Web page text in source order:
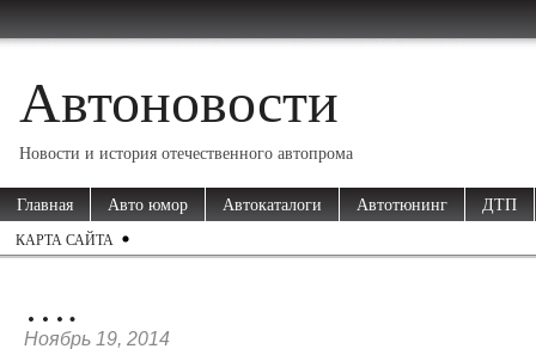
Автоновости
Новости и история отечественного автопрома
Главная Авто юмор Автокаталоги Автотюнинг ДТП
КАРТА САЙТА
….
Ноябрь 19, 2014